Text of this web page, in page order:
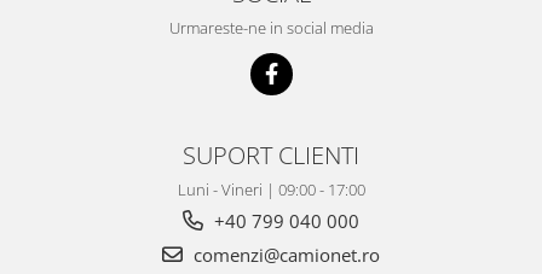
Urmareste-ne in social media
SUPORT CLIENTI
Luni - Vineri | 09:00 - 17:00
+40 799 040 000
comenzi@camionet.ro